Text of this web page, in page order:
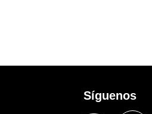
Síguenos